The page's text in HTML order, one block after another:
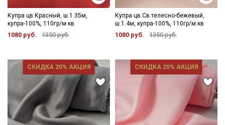
Купра цв.Красный, ш.1.35м,
купра-100%, 110гр/м.кв
1080 руб. 1350 руб.
Купра цв.Св.телесно-бежевый,
ш.1.4м, купра-100%, 110гр/м.кв
1080 руб. 1350 руб.
СКИДКА 20% АКЦИЯ СКИДКА 20% АКЦИЯ